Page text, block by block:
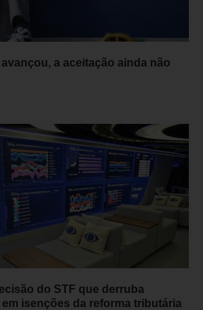
a aceitação ainda não
do STF que derruba
isenções da reforma tributária